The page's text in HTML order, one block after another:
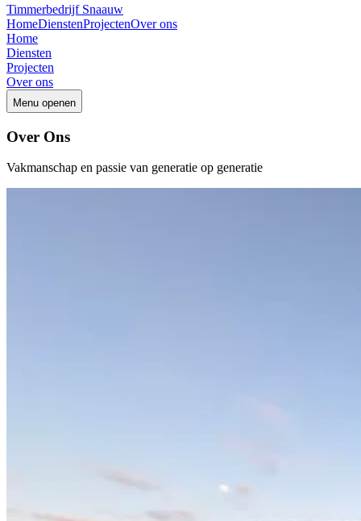
Timmerbedrijf Snaauw
HomeDienstenProjectenOver ons
Home
Diensten
Projecten
Over ons
Menu openen
Over Ons
Vakmanschap en passie van generatie op generatie